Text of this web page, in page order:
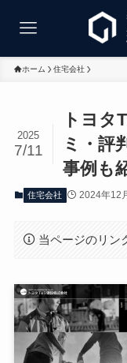
ホーム 住宅会社
トヨタ
ミ・評
事例も
2025
7/11
住宅会社 2024年12
当ページのリン